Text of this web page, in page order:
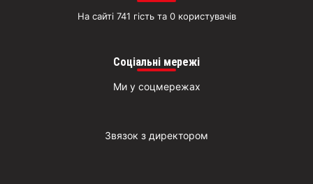
На сайті 741 гість та 0 користувачів
Соціальні мережі
Ми у соцмережах
Звязок з директором